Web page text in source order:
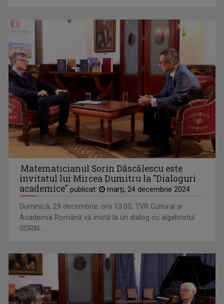
Matematicianul Sorin Dăscălescu este
invitatul lui Mircea Dumitru la "Dialoguri
academice" publicat: marţi, 24 decembrie 2024
Duminică, 29 decembrie, ora 13:00, TVR Cultural şi
Academia Română vă invită la un dialog cu algebristul
SORIN ...